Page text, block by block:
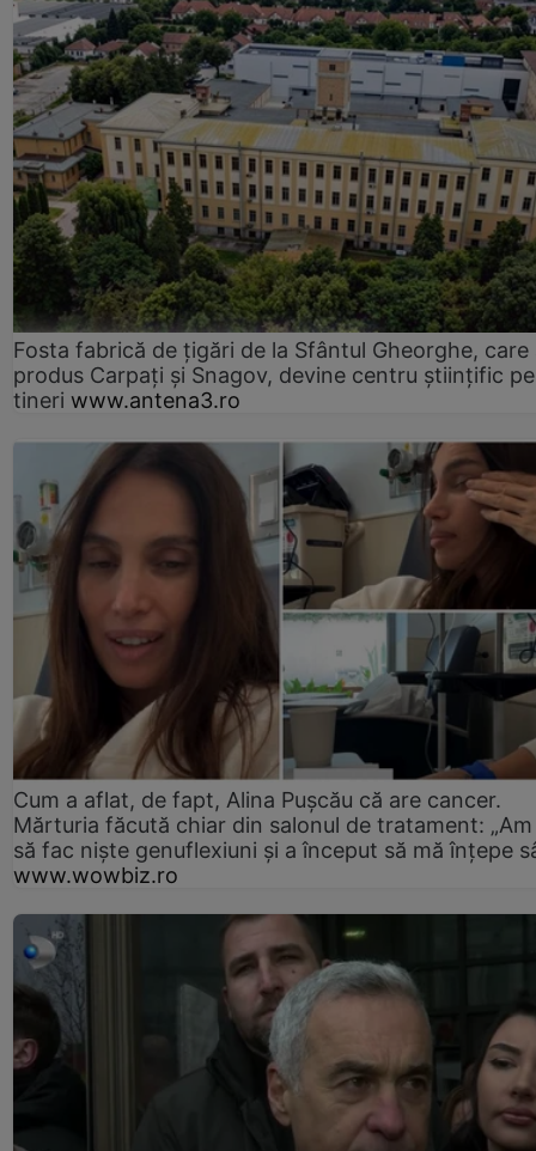
Fosta fabrică de țigări de la Sfântul Gheorghe, care
produs Carpați și Snagov, devine centru științific
tineri www.antena3.ro
Cum a aflat, de fapt, Alina Pușcău că are cancer.
Mărturia făcută chiar din salonul de tratament:
să fac niște genuflexiuni și a început să mă înțepe
www.wowbiz.ro